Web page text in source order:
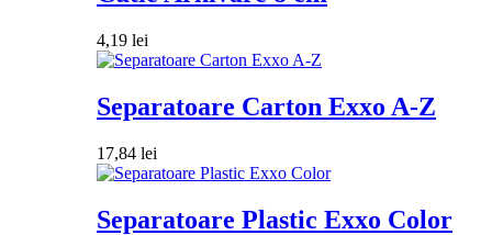
4,19 lei
Separatoare Carton Exxo A-Z
17,84 lei
Separatoare Plastic Exxo Color